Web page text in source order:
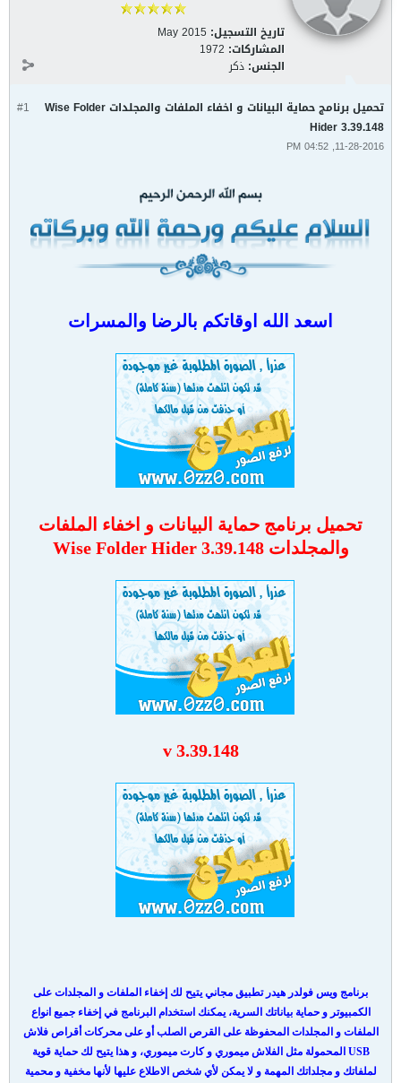
تاريخ التسجيل: May 2015
المشاركات: 1972
الجنس: ذكر
#1
تحميل برنامج حماية البيانات و اخفاء الملفات والمجلدات Wise Folder
Hider 3.39.148
11-28-2016, 04:52 PM
اسعد الله اوقاتكم بالرضا والمسرات
تحميل برنامج حماية البيانات و اخفاء الملفات
والمجلدات Wise Folder Hider 3.39.148
v 3.39.148
برنامج ويس فولدر هيدر تطبيق مجاني يتيح لك إخفاء الملفات و المجلدات على
الكمبيوتر و حماية بياناتك السرية، يمكنك استخدام البرنامج في إخفاء جميع انواع
الملفات و المجلدات المحفوظة على القرص الصلب أو على محركات أقراص فلاش
USB المحمولة مثل الفلاش ميموري و كارت ميموري، و هذا يتيح لك حماية قوية
لملفاتك و مجلداتك المهمة و لا يمكن لأي شخص الاطلاع عليها لأنها مخفية و محمية